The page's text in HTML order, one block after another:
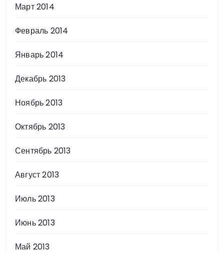
Март 2014
Февраль 2014
Январь 2014
Декабрь 2013
Ноябрь 2013
Октябрь 2013
Сентябрь 2013
Август 2013
Июль 2013
Июнь 2013
Май 2013